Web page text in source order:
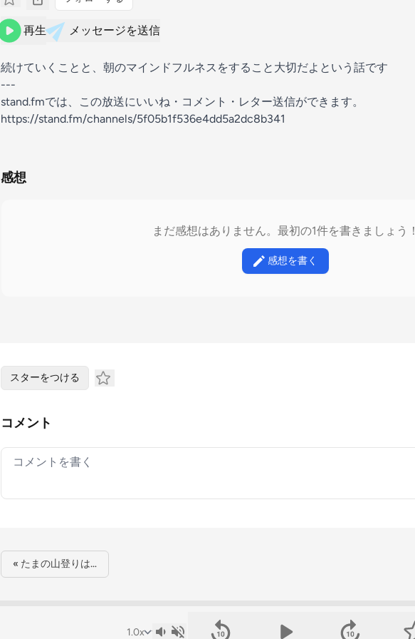
再生 メッセージを送信
続けていくことと、朝のマインドフルネスをすること大切だよという話です
---
stand.fmでは、この放送にいいね・コメント・レター送信ができます。
https://stand.fm/channels/5f05b1f536e4dd5a2dc8b341
感想
まだ感想はありません。最初の1件を書きましょう！
感想を書く
スターをつける
コメント
Your comment
« たまの山登りは…